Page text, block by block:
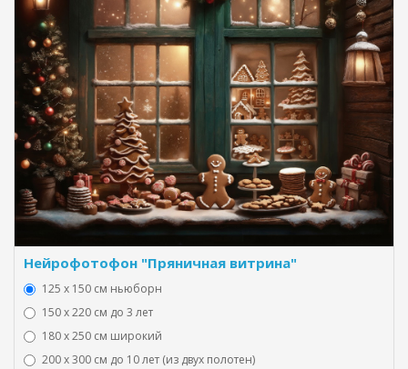
Нейрофотофон "Пряничная витрина"
125 x 150 см ньюборн
150 х 220 см до 3 лет
180 х 250 см широкий
200 х 300 см до 10 лет (из двух полотен)